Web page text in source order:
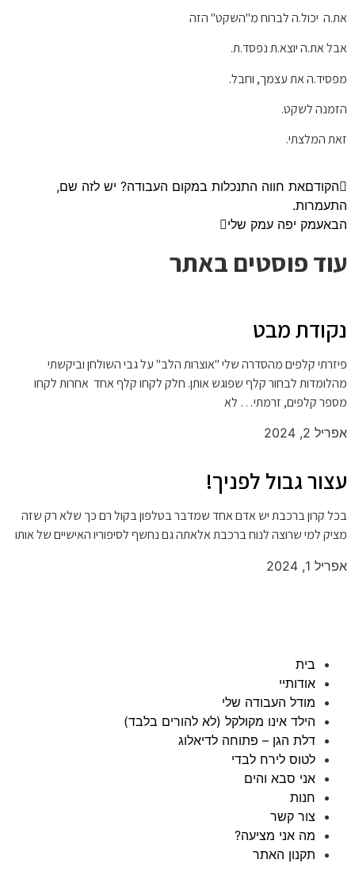
את.ה יכול.ה לברוח מ"השקט" הזה
אבל את.ה יוצא.ת נפסד.ת.
מפסיד.ה את עצמך, וחבל.
הזמנה לשקט.
זאת המלצתי.
הקודםאת חווה התנכלות במקום העבודה? יש לזה שם,
התעמרות.
הבאעמק יפה עמק שלי
עוד פוסטים באתר
נקודת מבט
פיזרתי קלפים מהסדרה שלי "אוצרות הלב" על גבי השולחן וביקשתי
מהלומדות לבחור קלף שפוגש אותן. חלק לקחו קלף אחד אחרות לקחו
מספר קלפים, זרמתי… לא
אפריל 2, 2024
עצור גבול לפניך!
בכל קרון ברכבת יש אדם אחד שמדבר בטלפון בקול רם כך שלא רק שזה
מציק למי שרוצה לנוח ברכבת אלאתה גם נחשף לסיפוריו האישיים של אותו
אפריל 1, 2024
בית
אודותיי
מודל העבודה שלי
הילד אינו מקולקל (לא להורים בלבד)
דלת הגן – פתוחה לדיאלוג
לטוס לירח לבדי
אני סבא והים
חנות
צור קשר
מה אני מציעה?
תקנון האתר